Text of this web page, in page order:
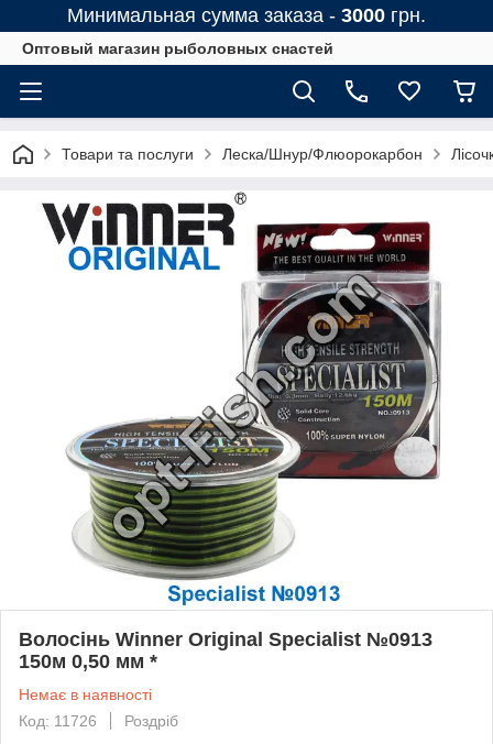
Минимальная сумма заказа - 3000 грн.
Оптовый магазин рыболовных снастей
Товари та послуги Леска/Шнур/Флюорокарбон
Волосінь Winner Original Specialist №0913
150м 0,50 мм *
Немає в наявності
Код: 11726
Роздріб